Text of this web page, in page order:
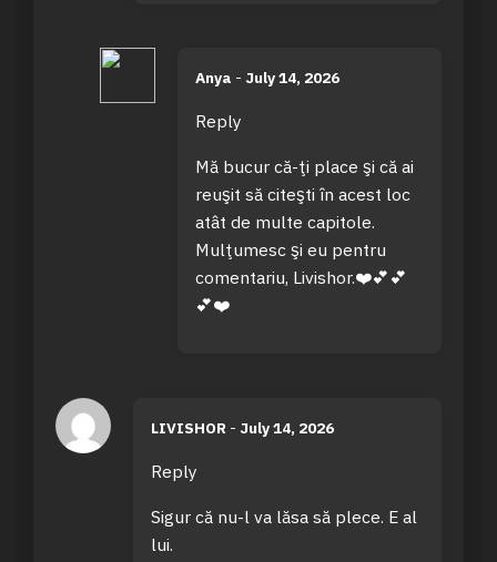
Anya - July 14, 2026
Reply
Mă bucur că-ţi place şi că ai
reuşit să citeşti în acest loc
atât de multe capitole.
Mulţumesc şi eu pentru
comentariu, Livishor.❤️💕💕
💕❤️
LIVISHOR - July 14, 2026
Reply
Sigur că nu-l va lăsa să plece. E al
lui.